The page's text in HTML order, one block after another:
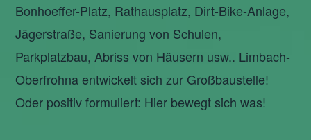
Bonhoeffer-Platz, Rathausplatz, Dirt-Bike-Anlage,
Jägerstraße, Sanierung von Schulen,
Parkplatzbau, Abriss von Häusern usw.. Limbach-
Oberfrohna entwickelt sich zur Großbaustelle!
Oder positiv formuliert: Hier bewegt sich was!